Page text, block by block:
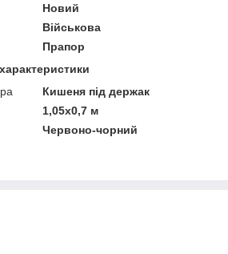
Новий
Військова
Прапор
Кишеня під держак
1,05х0,7 м
Червоно-чорний